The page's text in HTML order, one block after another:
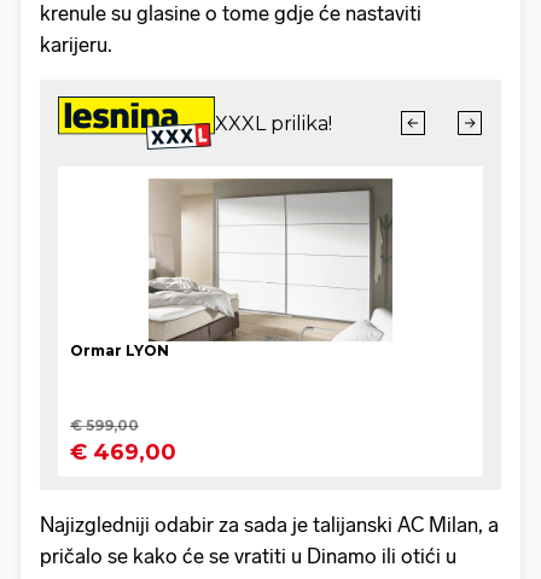
krenule su glasine o tome gdje će nastaviti
karijeru.
Najizgledniji odabir za sada je talijanski AC Milan, a
pričalo se kako će se vratiti u Dinamo ili otići u